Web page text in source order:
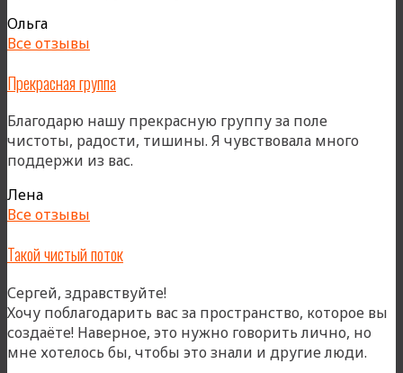
Ольга
Все отзывы
Прекрасная группа
Благодарю нашу прекрасную группу за поле
чистоты, радости, тишины. Я чувствовала много
поддержи из вас.
Лена
Все отзывы
Такой чистый поток
Сергей, здравствуйте!
Хочу поблагодарить вас за пространство, которое вы
создаёте! Наверное, это нужно говорить лично, но
мне хотелось бы, чтобы это знали и другие люди.